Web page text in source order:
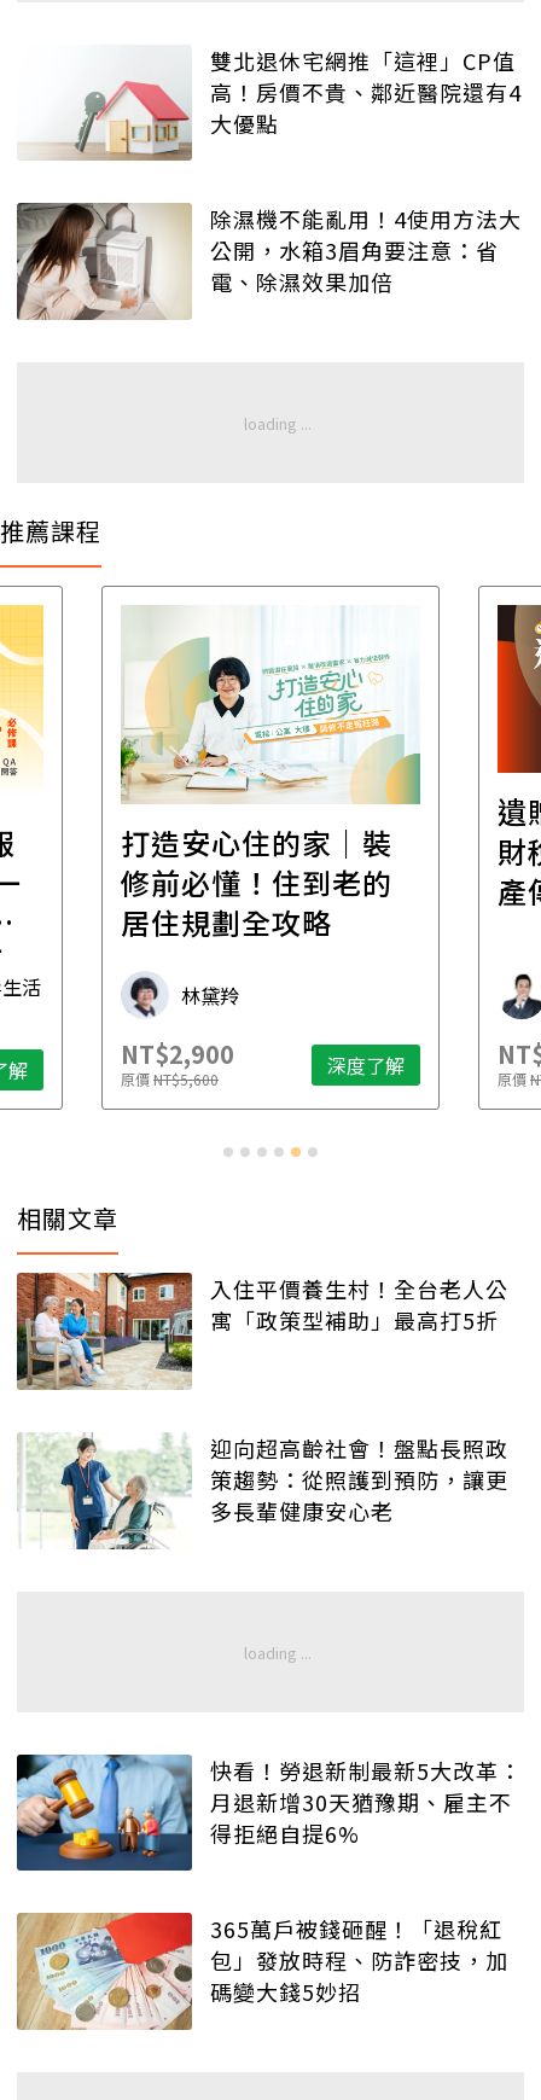
雙北退休宅網推「這裡」CP值
高！房價不貴、鄰近醫院還有4
大優點
除濕機不能亂用！4使用方法大
公開，水箱3眉角要注意：省
電、除濕效果加倍
推薦課程
活
解
打造安心住的家｜裝
修前必懂！住到老的
居住規劃全攻略
林黛羚
NT$2,900
原價NT$5,600 深度了解
遺
財
產
原價
相關文章
入住平價養生村！全台老人公
寓「政策型補助」最高打5折
迎向超高齡社會！盤點長照政
策趨勢：從照護到預防，讓更
多長輩健康安心老
快看！勞退新制最新5大改革：
月退新增30天猶豫期、雇主不
得拒絕自提6%
365萬戶被錢砸醒！「退稅紅
包」發放時程、防詐密技，加
碼變大錢5妙招